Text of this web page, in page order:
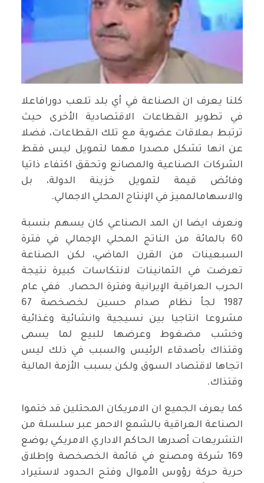
كلنا يعرف ان الصناعة في أي بلد تلعب دورافاعلا
في تطوير القطاعات الاقتصادية الأخرى حيث
ترتبط بعلاقات عضوية مع تلك القطاعات، فضلا
عن انها تشكل مصدرا مهما لتمويل ليس فقط
الشركات الصناعية والمصانع وتحقق اكتفاء ذاتيا
وفائض قيمة لتمويل خزينة الدولة، بل
والاسهامالمميز في الإنتاج المحلي الاجمالي.
ونعرف ايضا ان المد الصناعي كان يسهم بنسبة
60 بالمائة من الناتج المحلي الإجمالي في فترة
السبعينات من القرن الماضي، لكن الصناعة
تعرضت في الثمانينات لانتكاسات كبيرة نتيجة
الحرب العراقية الإيرانية وفترة الحصار. ففي عام
1987 لجأ نظام صدام حسين لخصخصة 67
مشروعا انتاجيا بين نسيجية وانشائية وغذائية
وخشب مضغوط وعرضها للبيع لما يسمى
وقتذاك بأصدقاء الرئيس والسبب في ذلك ليس
اتجاها لاقتصاد السوق ولكن بسبب الأزمة المالية
وقتذاك.
كما يعرف الجميع ان الامريكان المحتلين قد ختموا
الصناعة العراقية بالشمع الاحمر عبر سلسلة من
التشريعات أصدرها الحاكم الاداري الامريكي بوضع
169 شركة ومصنع في قائمة الخصخصة وإطلاق
حرية حركة رؤوس الأموال وفتح الحدود لاستيراد